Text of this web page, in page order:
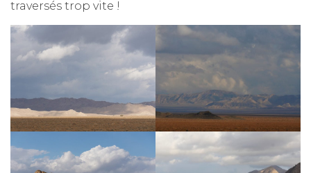
traversés trop vite !